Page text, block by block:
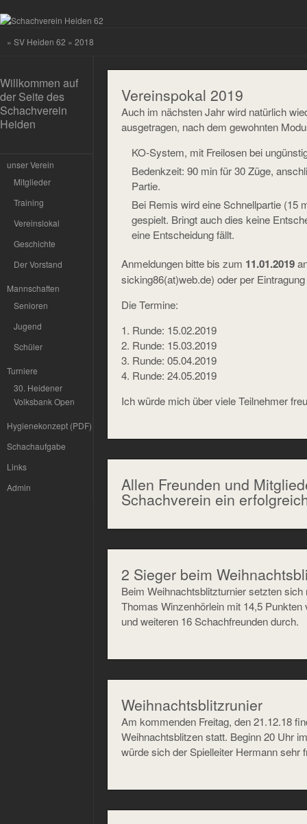
» SV Heiden 62 » 2018
Willkommen auf
der Seite des
Schachverein
Heiden
unser Verein
Mitglieder
Training
Vereinslokal
Geschichte
Der Vorstand
Mannschaften
Senioren
Jugend
Schüler
Turniere
30. Heidener
Volksbank Open
Hygienekonzept (PDF)
Schachaufgabe
Links
Admin
Vereinspokal 2019
Auch im nächsten Jahr wird natürlich
ausgetragen, nach dem gewohnten
KO-System, mit Freilosen bei
Bedenkzeit: 90 min für 30 Züge,
Partie.
Bei Remis wird eine Schnellpartie (15
gespielt. Bringt auch dies keine
eine Entscheidung fällt.
Anmeldungen bitte bis zum 11.01.2019
sicking86(at)web.de) oder per
Die Termine:
1. Runde: 15.02.2019
2. Runde: 15.03.2019
3. Runde: 05.04.2019
4. Runde: 24.05.2019
Ich würde mich über viele Teilnehmer
Allen Freunden und
Schachverein ein
2 Sieger beim
Beim Weihnachtsblitzturnier setzten
Thomas Winzenhörlein mit 14,5
und weiteren 16 Schachfreunden durch.
Weihnachtsblitzrunier
Am kommenden Freitag, den 21.12.18
Weihnachtsblitzen statt. Beginn 20 Uhr
würde sich der Spielleiter Hermann sehr